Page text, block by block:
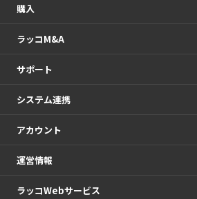
購入
ラッコM&A
サポート
システム連携
アカウント
運営情報
ラッコWebサービス